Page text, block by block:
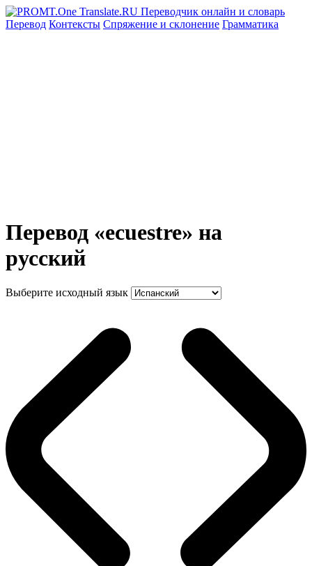
Перевод Контексты Спряжение и склонение Грамматика
Перевод «ecuestre» на
русский
Выберите исходный язык